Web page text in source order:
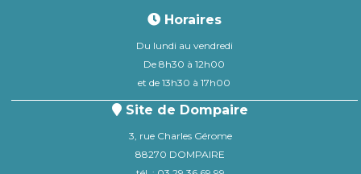
Horaires
Du lundi au vendredi
De 8h30 à 12h00
et de 13h30 à 17h00
Site de Dompaire
3, rue Charles Gérome
88270 DOMPAIRE